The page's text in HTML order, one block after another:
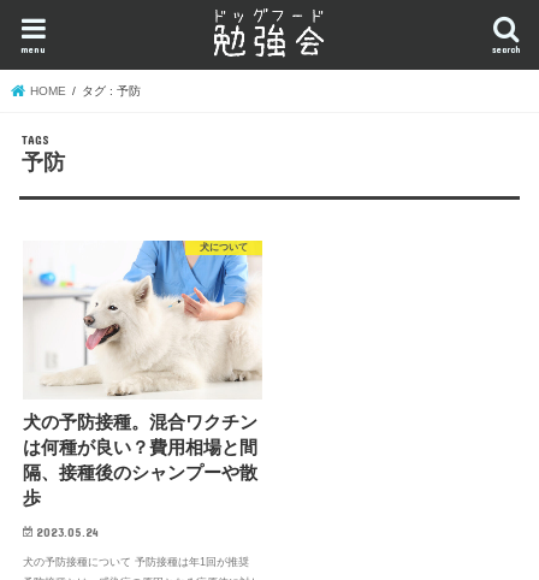
search
menu
HOME タグ : 予防
予防
犬について
犬の予防接種。混合ワクチン
は何種が良い？費用相場と間
隔、接種後のシャンプーや散
歩
2023.05.24
犬の予防接種について 予防接種は年1回が推奨